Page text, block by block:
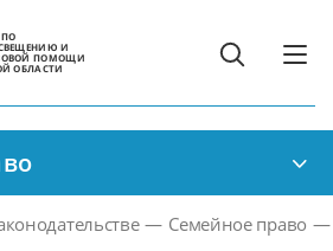
И
ПОМОЩИ
ОБЛАСТИ
— Семейное право —